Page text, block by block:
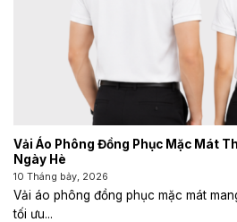
Vải Áo Phông Đồng Phục Mặc Mát
Ngày Hè
10 Tháng bảy, 2026
Vải áo phông đồng phục mặc mát
tối ưu...